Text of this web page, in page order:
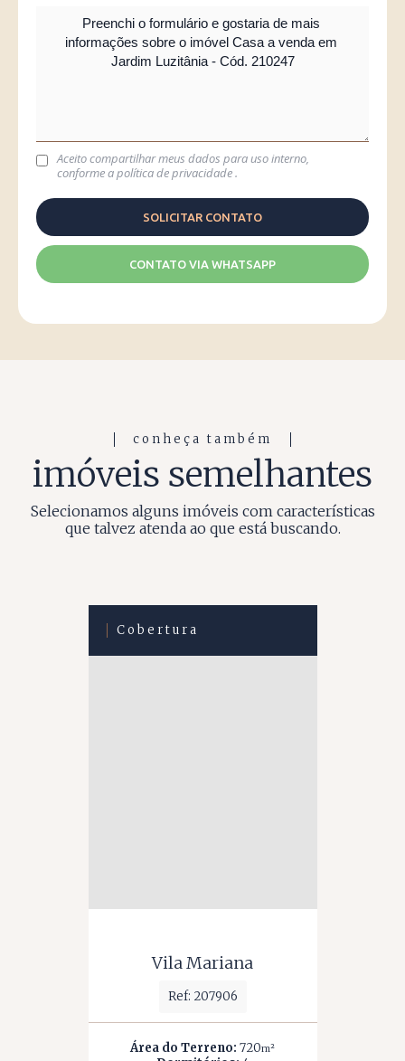
Aceito compartilhar meus dados para uso interno,
conforme apolítica de privacidade.
CONTATO VIA WHATSAPP
conheça também
imóveis semelhantes
Selecionamos alguns imóveis com características
que talvez atenda ao que está buscando.
Cobertura
Vila Mariana
Ref: 207906
Área do Terreno: 720m²